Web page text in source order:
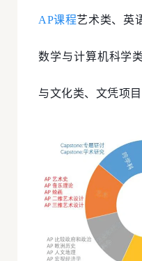
AP课程艺术类、英
数学与计算机科学
与文化类、文凭项目